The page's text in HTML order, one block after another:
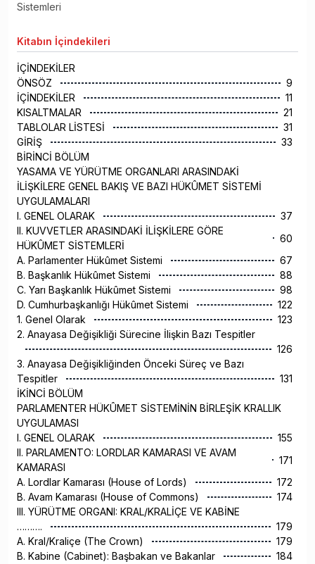
Sistemleri
Kitabın İçindekileri
İÇİNDEKİLER
ÖNSÖZ
9
İÇİNDEKİLER
11
KISALTMALAR
21
TABLOLAR LİSTESİ
31
GİRİŞ
33
BİRİNCİ BÖLÜM
YASAMA VE YÜRÜTME ORGANLARI ARASINDAKİ
İLİŞKİLERE GENEL BAKIŞ VE BAZI HÜKÛMET SİSTEMİ
UYGULAMALARI
I. GENEL OLARAK
37
II. KUVVETLER ARASINDAKİ İLİŞKİLERE GÖRE
HÜKÛMET SİSTEMLERİ
60
A. Parlamenter Hükûmet Sistemi
67
B. Başkanlık Hükûmet Sistemi
88
C. Yarı Başkanlık Hükûmet Sistemi
98
D. Cumhurbaşkanlığı Hükûmet Sistemi
122
1. Genel Olarak
123
2. Anayasa Değişikliği Sürecine İlişkin Bazı Tespitler
126
3. Anayasa Değişikliğinden Önceki Süreç ve Bazı
Tespitler
131
İKİNCİ BÖLÜM
PARLAMENTER HÜKÛMET SİSTEMİNİN BİRLEŞİK KRALLIK
UYGULAMASI
I. GENEL OLARAK
155
II. PARLAMENTO: LORDLAR KAMARASI VE AVAM
KAMARASI
171
A. Lordlar Kamarası (House of Lords)
172
B. Avam Kamarası (House of Commons)
174
III. YÜRÜTME ORGANI: KRAL/KRALİÇE VE KABİNE
……….
179
A. Kral/Kraliçe (The Crown)
179
B. Kabine (Cabinet): Başbakan ve Bakanlar
184